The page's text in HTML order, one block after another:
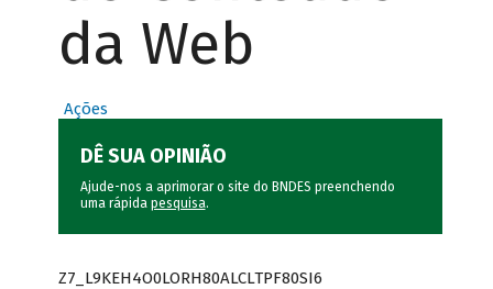
da Web
Ações
DÊ SUA OPINIÃO
Ajude-nos a aprimorar o site do BNDES preenchendo
uma rápida pesquisa.
Z7_L9KEH4O0LORH80ALCLTPF80SI6